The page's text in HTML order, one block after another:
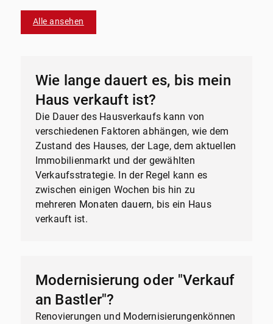
Alle ansehen
Wie lange dauert es, bis mein
Haus verkauft ist?
Die Dauer des Hausverkaufs kann von
verschiedenen Faktoren abhängen, wie dem
Zustand des Hauses, der Lage, dem aktuellen
Immobilienmarkt und der gewählten
Verkaufsstrategie. In der Regel kann es
zwischen einigen Wochen bis hin zu
mehreren Monaten dauern, bis ein Haus
verkauft ist.
Modernisierung oder "Verkauf
an Bastler"?
Renovierungen und Modernisierungenkönnen